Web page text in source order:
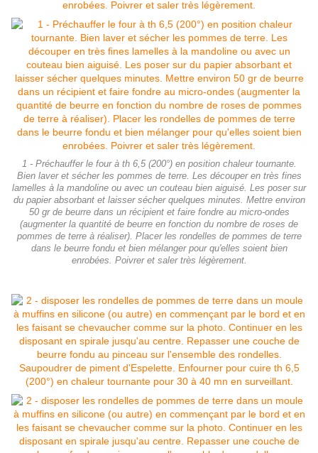
1 - Préchauffer le four à th 6,5 (200°) en position chaleur tournante.
Bien laver et sécher les pommes de terre. Les découper en très fines
lamelles à la mandoline ou avec un couteau bien aiguisé. Les poser sur
du papier absorbant et laisser sécher quelques minutes. Mettre environ
50 gr de beurre dans un récipient et faire fondre au micro-ondes
(augmenter la quantité de beurre en fonction du nombre de roses de
pommes de terre à réaliser). Placer les rondelles de pommes de terre
dans le beurre fondu et bien mélanger pour qu'elles soient bien
enrobées. Poivrer et saler très légèrement.